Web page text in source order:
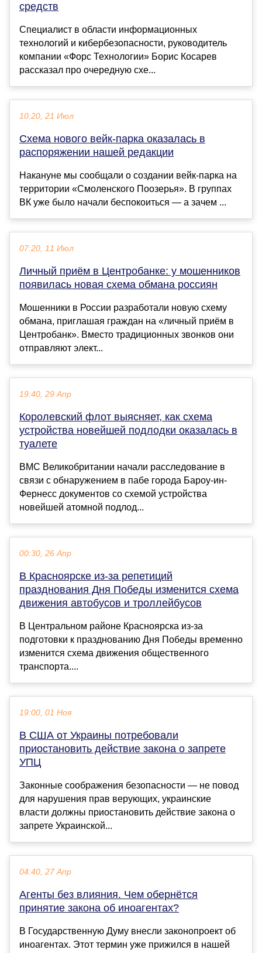
средств
Специалист в области информационных
технологий и кибербезопасности, руководитель
компании «Форс Технологии» Борис Косарев
рассказал про очередную схе...
10:20, 21 Июл
Схема нового вейк-парка оказалась в
распоряжении нашей редакции
Накануне мы сообщали о создании вейк-парка на
территории «Смоленского Поозерья». В группах
ВК уже было начали беспокоиться — а зачем ...
07:20, 11 Июл
Личный приём в Центробанке: у мошенников
появилась новая схема обмана россиян
Мошенники в России разработали новую схему
обмана, приглашая граждан на «личный приём в
Центробанк». Вместо традиционных звонков они
отправляют элект...
19:40, 29 Апр
Королевский флот выясняет, как схема
устройства новейшей подлодки оказалась в
туалете
ВМС Великобритании начали расследование в
связи с обнаружением в пабе города Бароу-ин-
Фернесс документов со схемой устройства
новейшей атомной подлод...
00:30, 26 Апр
В Красноярске из-за репетиций
празднования Дня Победы изменится схема
движения автобусов и троллейбусов
​В Центральном районе Красноярска из-за
подготовки к празднованию Дня Победы временно
изменится схема движения общественного
транспорта....
19:00, 01 Ноя
В США от Украины потребовали
приостановить действие закона о запрете
УПЦ
Законные соображения безопасности — не повод
для нарушения прав верующих, украинские
власти должны приостановить действие закона о
запрете Украинской...
04:40, 27 Апр
Агенты без влияния. Чем обернётся
принятие закона об иноагентах?
В Государственную Думу внесли законопроект об
иноагентах. Этот термин уже прижился в нашей